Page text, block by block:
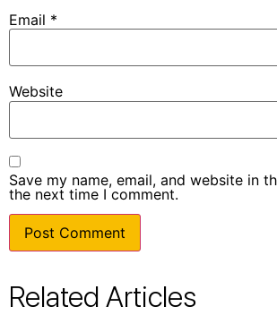
Email *
Website
Save my name, email, and website in
the next time I comment.
Related Articles